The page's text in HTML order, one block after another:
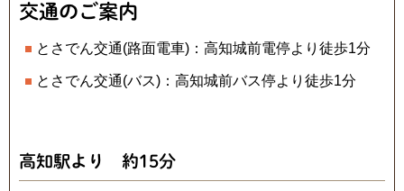
交通のご案内
とさでん交通(路面電車)：高知城前電停より徒歩1分
とさでん交通(バス)：高知城前バス停より徒歩1分
高知駅より 約15分